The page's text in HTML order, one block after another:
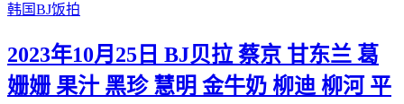
韩国BJ饭拍
2023年10月25日 BJ贝拉 蔡京 甘东兰 葛
姗姗 果汁 黑珍 慧明 金牛奶 柳迪 柳河 平